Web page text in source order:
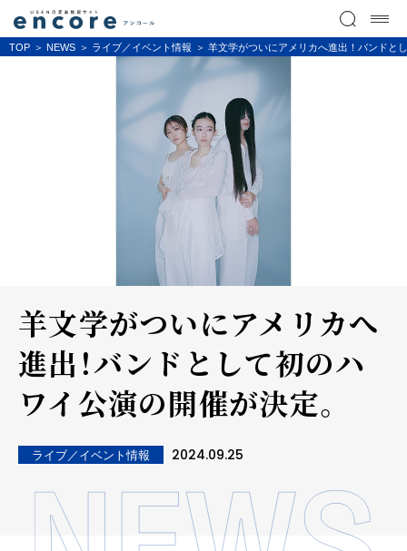
TOP NEWS ライブ／イベント情報 羊文学がついにアメリカへ進出！バンドと
羊文学がついにアメリカへ
進出！バンドとして初のハ
ワイ公演の開催が決定。
ライブ／イベント情報 2024.09.25